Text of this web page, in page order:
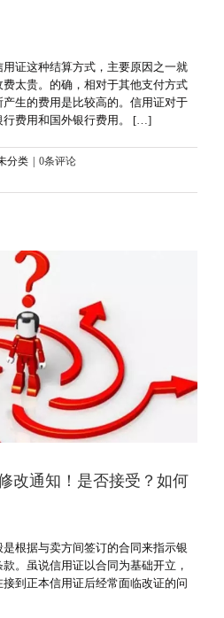
证这种结算方式，主要原因之一就
太贵。的确，相对于其他支付方式
生的费用是比较高的。信用证对于
行费用和国外银行费用。 […]
分类
0条评论
改通知！是否接受？如何
根据与卖方间签订的合同来指示银
。虽说信用证以合同为基础开立，
到正本信用证后经常面临改证的问